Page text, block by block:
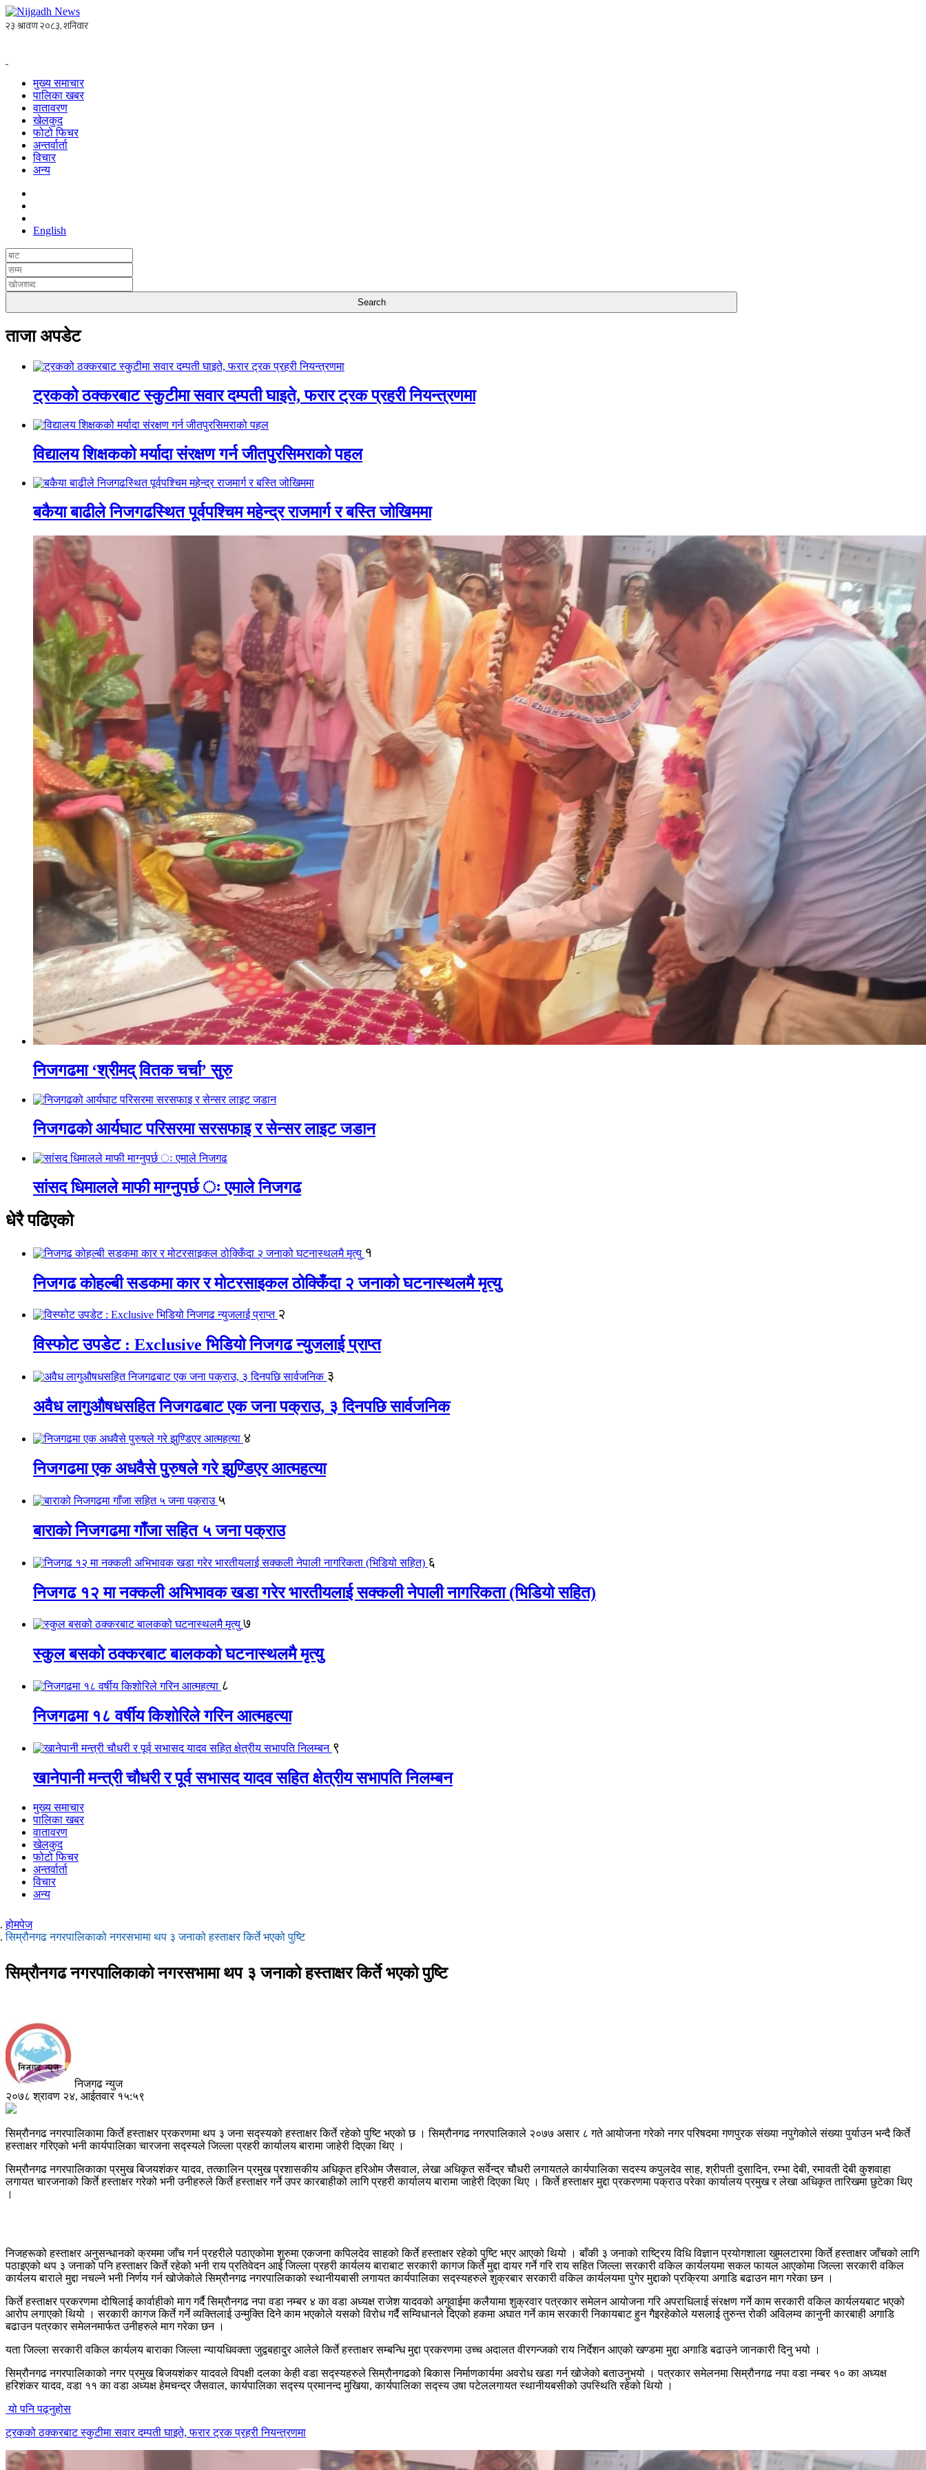
मुख्य समाचार
पालिका खबर
वातावरण
खेलकुद
फोटो फिचर
अन्तर्वार्ता
विचार
अन्य
English
ताजा अपडेट
ट्रकको ठक्करबाट स्कुटीमा सवार दम्पती घाइते, फरार ट्रक प्रहरी नियन्त्रणमा
विद्यालय शिक्षकको मर्यादा संरक्षण गर्न जीतपुरसिमराको पहल
बकैया बाढीले निजगढस्थित पूर्वपश्चिम महेन्द्र राजमार्ग र बस्ति जोखिममा
निजगढमा ‘श्रीमद् वितक चर्चा’ सुरु
निजगढको आर्यघाट परिसरमा सरसफाइ र सेन्सर लाइट जडान
सांसद धिमालले माफी माग्नुपर्छ ः एमाले निजगढ
धेरै पढिएको
१
निजगढ कोहल्बी सडकमा कार र मोटरसाइकल ठोक्किँदा २ जनाको घटनास्थलमै मृत्यु
२
विस्फोट उपडेट : Exclusive भिडियो निजगढ न्युजलाई प्राप्त
३
अवैध लागुऔषधसहित निजगढबाट एक जना पक्राउ, ३ दिनपछि सार्वजनिक
४
निजगढमा एक अधवैसे पुरुषले गरे झुण्डिएर आत्महत्या
५
बाराको निजगढमा गाँजा सहित ५ जना पक्राउ
६
निजगढ १२ मा नक्कली अभिभावक खडा गरेर भारतीयलाई सक्कली नेपाली नागरिकता (भिडियो सहित)
७
स्कुल बसको ठक्करबाट बालकको घटनास्थलमै मृत्यु
८
निजगढमा १८ वर्षीय किशोरिले गरिन आत्महत्या
९
खानेपानी मन्त्री चौधरी र पूर्व सभासद यादव सहित क्षेत्रीय सभापति निलम्बन
मुख्य समाचार
पालिका खबर
वातावरण
खेलकुद
फोटो फिचर
अन्तर्वार्ता
विचार
अन्य
होमपेज
सिम्रौनगढ नगरपालिकाको नगरसभामा थप ३ जनाको हस्ताक्षर किर्ते भएको पुष्टि
सिम्रौनगढ नगरपालिकाको नगरसभामा थप ३ जनाको हस्ताक्षर किर्ते भएको पुष्टि
निजगढ न्युज
२०७८ श्रावण २४, आईतवार १५:५९
सिम्रौनगढ नगरपालिकामा किर्ते हस्ताक्षर प्रकरणमा थप ३ जना सद्स्यको हस्ताक्षर किर्ते रहेको पुष्टि भएको छ । सिम्रौनगढ नगरपालिकाले २०७७ असार ८ गते आयोजना गरेको नगर परिषदमा गणपुरक संख्या नपुगेकोले संख्या पुर्याउन भन्दै किर्ते
हस्ताक्षर गरिएको भनी कार्यपालिका चारजना सद्स्यले जिल्ला प्रहरी कार्यालय बारामा जाहेरी दिएका थिए ।
सिम्रौनगढ नगरपालिकाका प्रमुख बिजयशंकर यादव, तत्कालिन प्रमुख प्रशासकीय अधिकृत हरिओम जैसवाल, लेखा अधिकृत सर्वेन्द्र चौधरी लगायतले कार्यपालिका सदस्य कपुलदेव साह, श्रीपती दुसादिन, रम्भा देबी, रमावती देबी कुशवाहा
लगायत चारजनाको किर्ते हस्ताक्षर गरेको भनी उनीहरुले किर्ते हस्ताक्षर गर्ने उपर कारबाहीको लागि प्रहरी कार्यालय बारामा जाहेरी दिएका थिए । किर्ते हस्ताक्षर मुद्दा प्रकरणमा पक्राउ परेका कार्यालय प्रमुख र लेखा अधिकृत तारिखमा छुटेका थिए
।
निजहरूको हस्ताक्षर अनुसन्धानको क्रममा जाँच गर्न प्रहरीले पठाएकोमा शुरुमा एकजना कपिलदेव साहको किर्ते हस्ताक्षर रहेको पुष्टि भएर आएको थियो । बाँकी ३ जनाको राष्ट्रिय विधि विज्ञान प्रयोगशाला खुमलटारमा किर्ते हस्ताक्षर जाँचको लागि
पठाइएको थप ३ जनाको पनि हस्ताक्षर किर्ते रहेको भनी राय प्रतिवेदन आई जिल्ला प्रहरी कार्यलय बाराबाट सरकारी कागज किर्ते मुद्दा दायर गर्ने गरि राय सहित जिल्ला सरकारी वकिल कार्यलयमा सकल फायल आएकोमा जिल्ला सरकारी वकिल
कार्यलय बाराले मुद्दा नचल्ने भनी निर्णय गर्न खोजेकोले सिम्रौनगढ नगरपालिकाको स्थानीयबासी लगायत कार्यपालिका सद्स्यहरुले शुक्रबार सरकारी वकिल कार्यलयमा पुगेर मुद्दाको प्रक्रिया अगाडि बढाउन माग गरेका छन ।
किर्ते हस्ताक्षर प्रकरणमा दोषिलाई कार्वाहीको माग गर्दै सिम्रौनगढ नपा वडा नम्बर ४ का वडा अध्यक्ष राजेश यादवको अगुवाईमा कलैयामा शुक्रवार पत्रकार समेलन आयोजना गरि अपराधिलाई संरक्षण गर्ने काम सरकारी वकिल कार्यलयबाट भएको
आरोप लगाएको थियो । सरकारी कागज किर्ते गर्ने व्यक्तिलाई उन्मुक्ति दिने काम भएकोले यसको विरोध गर्दै सम्विधानले दिएको हकमा अघात गर्ने काम सरकारी निकायबाट हुन गैइरहेकोले यसलाई तुरुन्त रोकी अविलम्व कानुनी कारबाही अगाडि
बढाउन पत्रकार समेलनमार्फत उनीहरुले माग गरेका छन ।
यता जिल्ला सरकारी वकिल कार्यलय बाराका जिल्ला न्यायधिवक्ता जुद्वबहादुर आलेले किर्ते हस्ताक्षर सम्बन्धि मुद्दा प्रकरणमा उच्च अदालत वीरगन्जको राय निर्देशन आएको खण्डमा मुद्दा अगाडि बढाउने जानकारी दिनु भयो ।
सिम्रौनगढ नगरपालिकाको नगर प्रमुख बिजयशंकर यादवले विपक्षी दलका केही वडा सद्स्यहरुले सिम्रौनगढको बिकास निर्माणकार्यमा अवरोध खडा गर्न खोजेको बताउनुभयो । पत्रकार समेलनमा सिम्रौनगढ नपा वडा नम्बर १० का अध्यक्ष
हरिशंकर यादव, वडा ११ का वडा अध्यक्ष हेमचन्द्र जैसवाल, कार्यपालिका सद्स्य प्रमानन्द मुखिया, कार्यपालिका सद्स्य उषा पटेललगायत स्थानीयबसीको उपस्थिति रहेको थियो ।
यो पनि पढ्नुहोस
ट्रकको ठक्करबाट स्कुटीमा सवार दम्पती घाइते, फरार ट्रक प्रहरी नियन्त्रणमा